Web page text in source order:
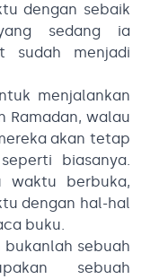
dengan sebaik
sedang ia
sudah menjadi
menjalankan
Ramadan, walau
akan tetap
biasanya.
waktu berbuka,
dengan hal-hal
buku.
bukanlah sebuah
sebuah